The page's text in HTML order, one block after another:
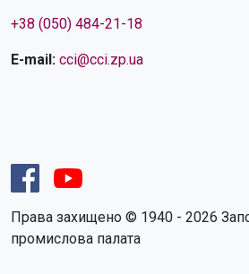
+38 (050) 484-21-18
E-mail: cci@cci.zp.ua
Права захищено © 1940 - 2026
промислова палата